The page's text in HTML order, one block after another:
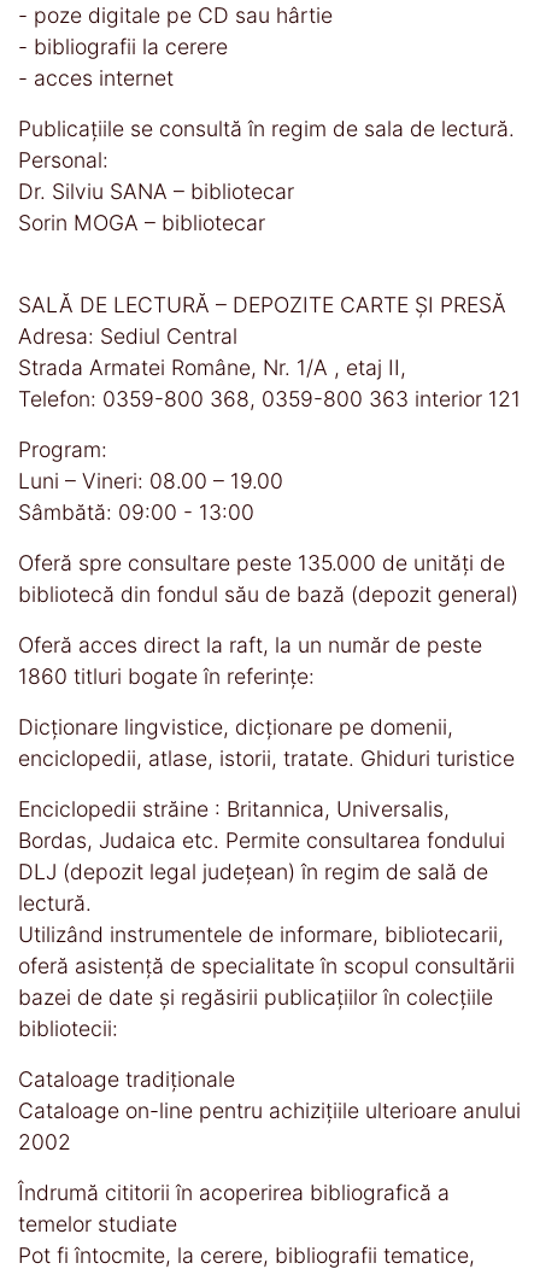
- poze digitale pe CD sau hârtie
- bibliografii la cerere
- acces internet
Publicaţiile se consultă în regim de sala de lectură.
Personal:
Dr. Silviu SANA – bibliotecar
Sorin MOGA – bibliotecar
SALĂ DE LECTURĂ – DEPOZITE CARTE ȘI PRESĂ
Adresa: Sediul Central
Strada Armatei Române, Nr. 1/A , etaj II,
Telefon: 0359-800 368, 0359-800 363 interior 121
Program:
Luni – Vineri: 08.00 – 19.00
Sâmbătă: 09:00 - 13:00
Oferă spre consultare peste 135.000 de unităţi de
bibliotecă din fondul său de bază (depozit general)
Oferă acces direct la raft, la un număr de peste
1860 titluri bogate în referinţe:
Dicţionare lingvistice, dicţionare pe domenii,
enciclopedii, atlase, istorii, tratate. Ghiduri turistice
Enciclopedii străine : Britannica, Universalis,
Bordas, Judaica etc. Permite consultarea fondului
DLJ (depozit legal judeţean) în regim de sală de
lectură.
Utilizând instrumentele de informare, bibliotecarii,
oferă asistenţă de specialitate în scopul consultării
bazei de date și regăsirii publicațiilor în colecţiile
bibliotecii:
Cataloage tradiţionale
Cataloage on-line pentru achiziţiile ulterioare anului
2002
Îndrumă cititorii în acoperirea bibliografică a
temelor studiate
Pot fi întocmite, la cerere, bibliografii tematice,